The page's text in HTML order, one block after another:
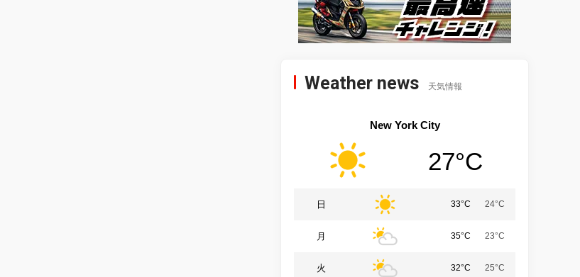
Weather news 天気情報
New York City
27°C
日 33°C 24°C
月 35°C 23°C
火 32°C 25°C